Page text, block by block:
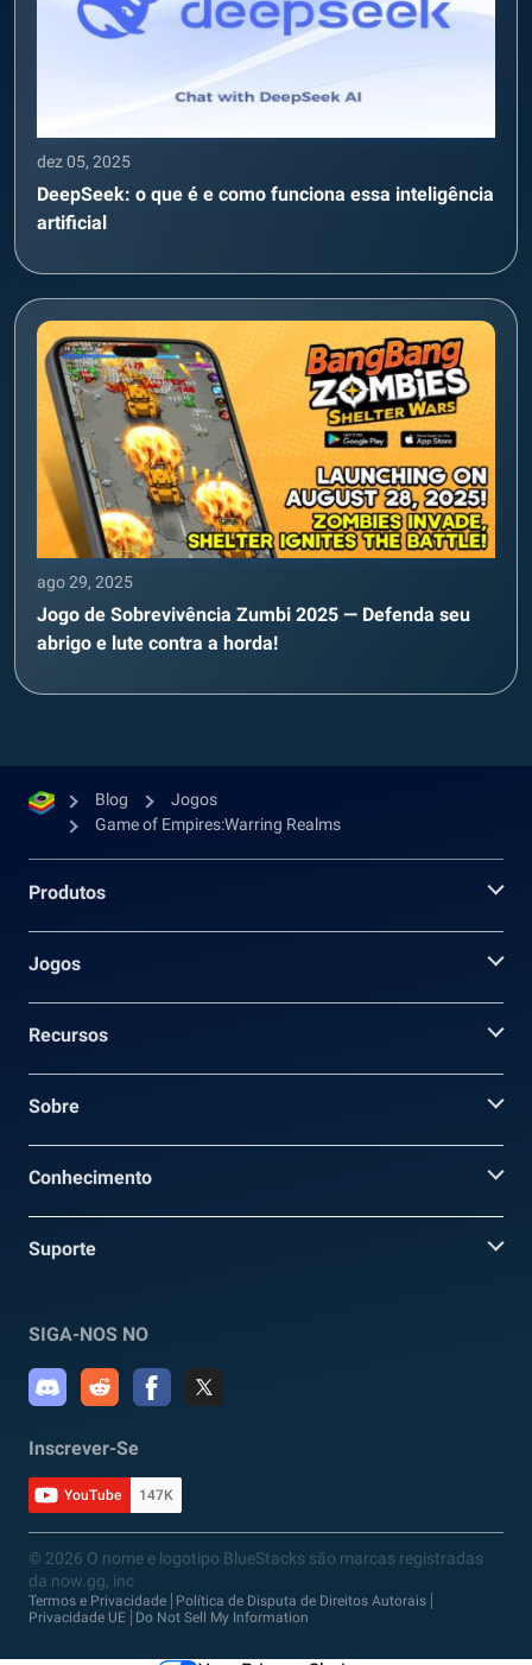
dez 05, 2025
DeepSeek: o que é e como funciona essa inteligência
artificial
ago 29, 2025
Jogo de Sobrevivência Zumbi 2025 — Defenda seu
abrigo e lute contra a horda!
Blog
Jogos
Game of Empires:Warring Realms
Produtos
Jogos
Recursos
Sobre
Conhecimento
Suporte
SIGA-NOS NO
Inscrever-Se
YouTube 147K
© 2026 O nome e logotipo BlueStacks são marcas registradas
da now.gg, inc
Termos e Privacidade
Política de Disputa de Direitos Autorais
Privacidade UE
Do Not Sell My Information